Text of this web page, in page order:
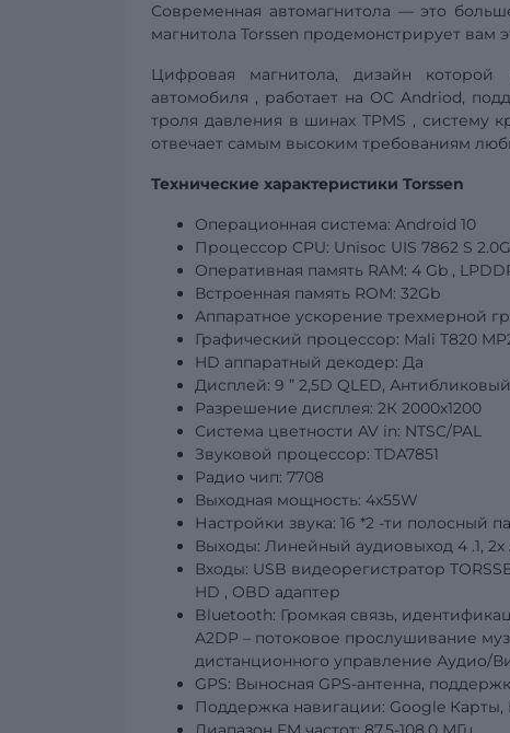
Современная автомагнитола — это
магнитола Torssen продемонстрирует вам
Цифровая магнитола, дизайн которой
автомобиля , работает на ОС Andriod,
троля давления в шинахTPMS , систему
отвечает самым высоким требованиям
Технические характеристики Torssen
Операционная система: Android 10
Процессор CPU: Unisoc UIS 7862 S
Оперативная память RAM: 4 Gb ,
Встроенная память ROM: 32Gb
Аппаратное ускорение трехмерной
Графический процессор: Mali T820
HD аппаратный декодер: Да
Дисплей: 9 ” 2,5D QLED,
Разрешение дисплея: 2К 2000х1200
Система цветности AV in: NTSC/PAL
Звуковой процессор: TDA7851
Радио чип: 7708
Выходная мощность: 4х55W
Настройки звука: 16 *2 -ти полосный
Выходы: Линейный аудиовыход 4 .1,
Входы: USB видеорегистратор
HD , OBD адаптер
Bluetooth: Громкая связь,
A2DP – потоковое прослушивание
дистанционного управление Аудио/
GPS: Выносная GPS-антенна,
Поддержка навигации: Google Карты,